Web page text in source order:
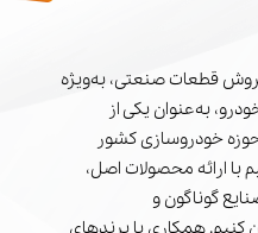
قطعات صنعتی، به‌ویژه
به‌عنوان یکی از
خودروسازی کشور
ارائه محصولات اصل،
گوناگون و